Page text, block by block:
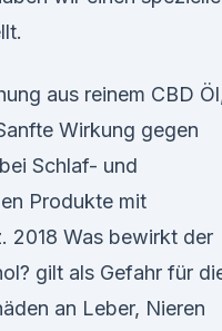
aus reinem CBD
Wirkung gegen
Schlaf- und
Produkte mit
2018 Was bewirkt der
gilt als Gefahr für
an Leber, Nieren